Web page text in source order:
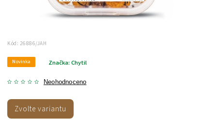
Kód: 26886/JAH
Novinka
Neohodnoceno
Značka: Chytil
Zvolte variantu